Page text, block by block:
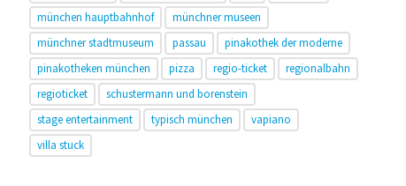
münchen hauptbahnhof
münchner museen
münchner stadtmuseum
passau
pinakothek der moderne
pinakotheken münchen
pizza regio-ticket
regionalbahn
regioticket
schustermann und borenstein
stage entertainment
typisch münchen
vapiano
villa stuck